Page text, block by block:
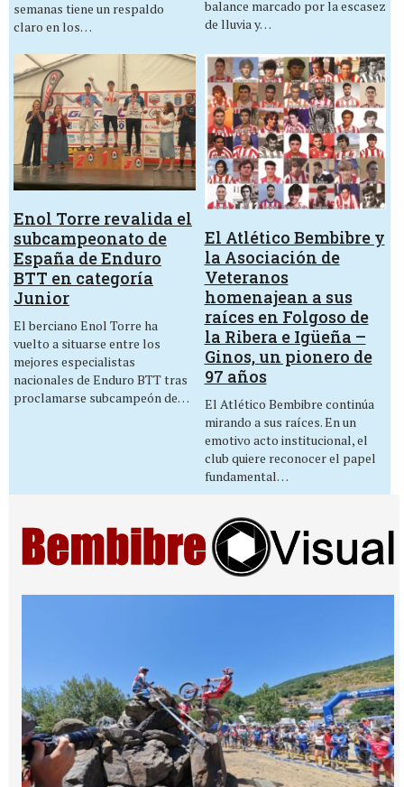
semanas tiene un respaldo
claro en los…
balance marcado por la escasez
de lluvia y…
Enol Torre revalida el
subcampeonato de
España de Enduro
BTT en categoría
Junior
El berciano Enol Torre ha
vuelto a situarse entre los
mejores especialistas
nacionales de Enduro BTT tras
proclamarse subcampeón de…
El Atlético Bembibre y
la Asociación de
Veteranos
homenajean a sus
raíces en Folgoso de
la Ribera e Igüeña –
Ginos, un pionero de
97 años
El Atlético Bembibre continúa
mirando a sus raíces. En un
emotivo acto institucional, el
club quiere reconocer el papel
fundamental…